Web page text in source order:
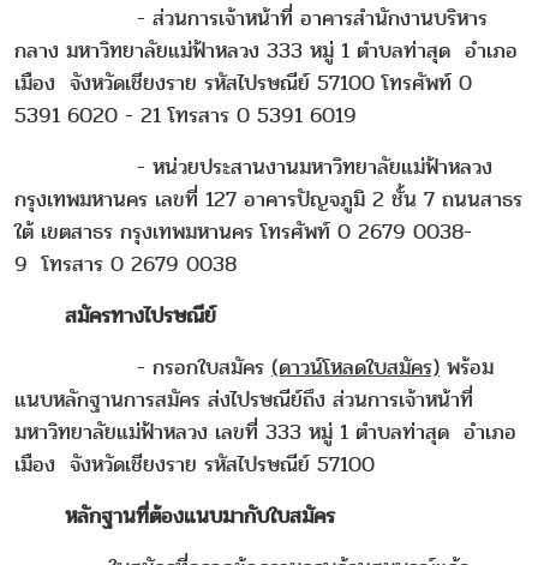
- ส่วนการเจ้าหน้าที่ อาคารสำนักงานบริหาร
กลาง มหาวิทยาลัยแม่ฟ้าหลวง 333 หมู่ 1 ตำบลท่าสุด อำเภอ
เมือง จังหวัดเชียงราย รหัสไปรษณีย์ 57100 โทรศัพท์ 0
5391 6020 - 21 โทรสาร 0 5391 6019
- หน่วยประสานงานมหาวิทยาลัยแม่ฟ้าหลวง
กรุงเทพมหานคร เลขที่ 127 อาคารปัญจภูมิ 2 ชั้น 7 ถนนสาธร
ใต้ เขตสาธร กรุงเทพมหานคร โทรศัพท์ 0 2679 0038-
9 โทรสาร 0 2679 0038
สมัครทางไปรษณีย์
- กรอกใบสมัคร (ดาวน์โหลดใบสมัคร) พร้อม
แนบหลักฐานการสมัคร ส่งไปรษณีย์ถึง ส่วนการเจ้าหน้าที่
มหาวิทยาลัยแม่ฟ้าหลวง เลขที่ 333 หมู่ 1 ตำบลท่าสุด อำเภอ
เมือง จังหวัดเชียงราย รหัสไปรษณีย์ 57100
หลักฐานที่ต้องแนบมากับใบสมัคร